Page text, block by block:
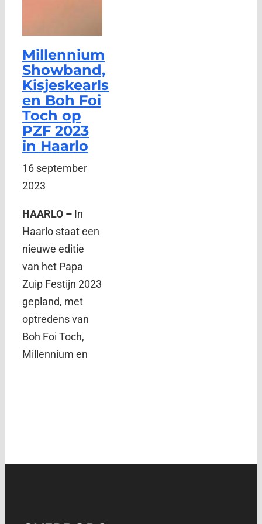
Millennium
Showband,
Kisjeskearls
en Boh Foi
Toch op
PZF 2023
in Haarlo
16 september
2023
HAARLO – In
Haarlo staat een
nieuwe editie
van het Papa
Zuip Festijn 2023
gepland, met
optredens van
Boh Foi Toch,
Millennium en